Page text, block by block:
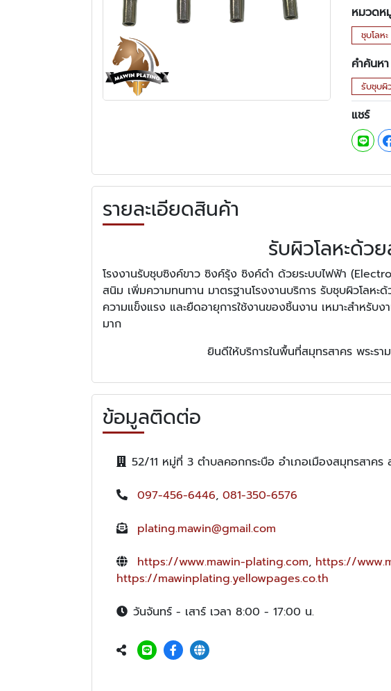
หมวดห
ชุบโลหะ
คำค้นหา
รับชุบผิ
แชร์
รายละเอียดสินค้า
รับผิวโลหะด้ว
โรงงานรับชุบซิงค์ขาว ซิงค์รุ้ง ซิงค์ดำ ด้วยระบบไฟฟ้า
สนิม เพิ่มความทนทาน มาตรฐานโรงงานบริการ รับชุบผิวโลห
ความแข็งแรง และยืดอายุการใช้งานของชิ้นงาน เหมาะสำห
มาก
ยินดีให้บริการในพื้นที่สมุทรสาคร พระร
ข้อมูลติดต่อ
52/11 หมู่ที่ 3 ตำบลคอกกระบือ อำเภอเมืองสมุทรสาค
097-456-6446, 081-350-6576
plating.mawin@gmail.com
https://www.mawin-plating.com, https://
https://mawinplating.yellowpages.co.th
วันจันทร์ - เสาร์ เวลา 8:00 - 17:00 น.